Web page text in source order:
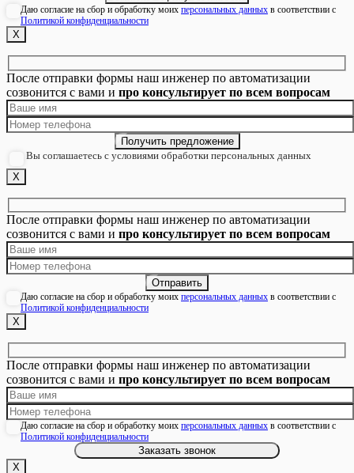
Даю согласие на сбор и обработку моих персональных данных в соответствии с
Политикой конфиденциальности
Х
После отправки формы наш инженер по автоматизации
созвонится с вами и про консультирует по всем вопросам
Вы соглашаетесь с условиями обработки персональных данных
Х
После отправки формы наш инженер по автоматизации
созвонится с вами и про консультирует по всем вопросам
Даю согласие на сбор и обработку моих персональных данных в соответствии с
Политикой конфиденциальности
Х
После отправки формы наш инженер по автоматизации
созвонится с вами и про консультирует по всем вопросам
Даю согласие на сбор и обработку моих персональных данных в соответствии с
Политикой конфиденциальности
Х